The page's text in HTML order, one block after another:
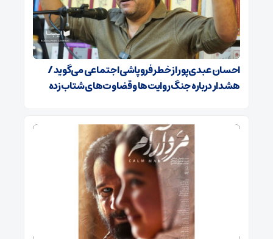
احسان عبدی‌پور از خطر فروپاشی اجتماعی می‌گوید /
هشدار درباره جنگ روایت‌ها و قضاوت‌های شتاب‌زده